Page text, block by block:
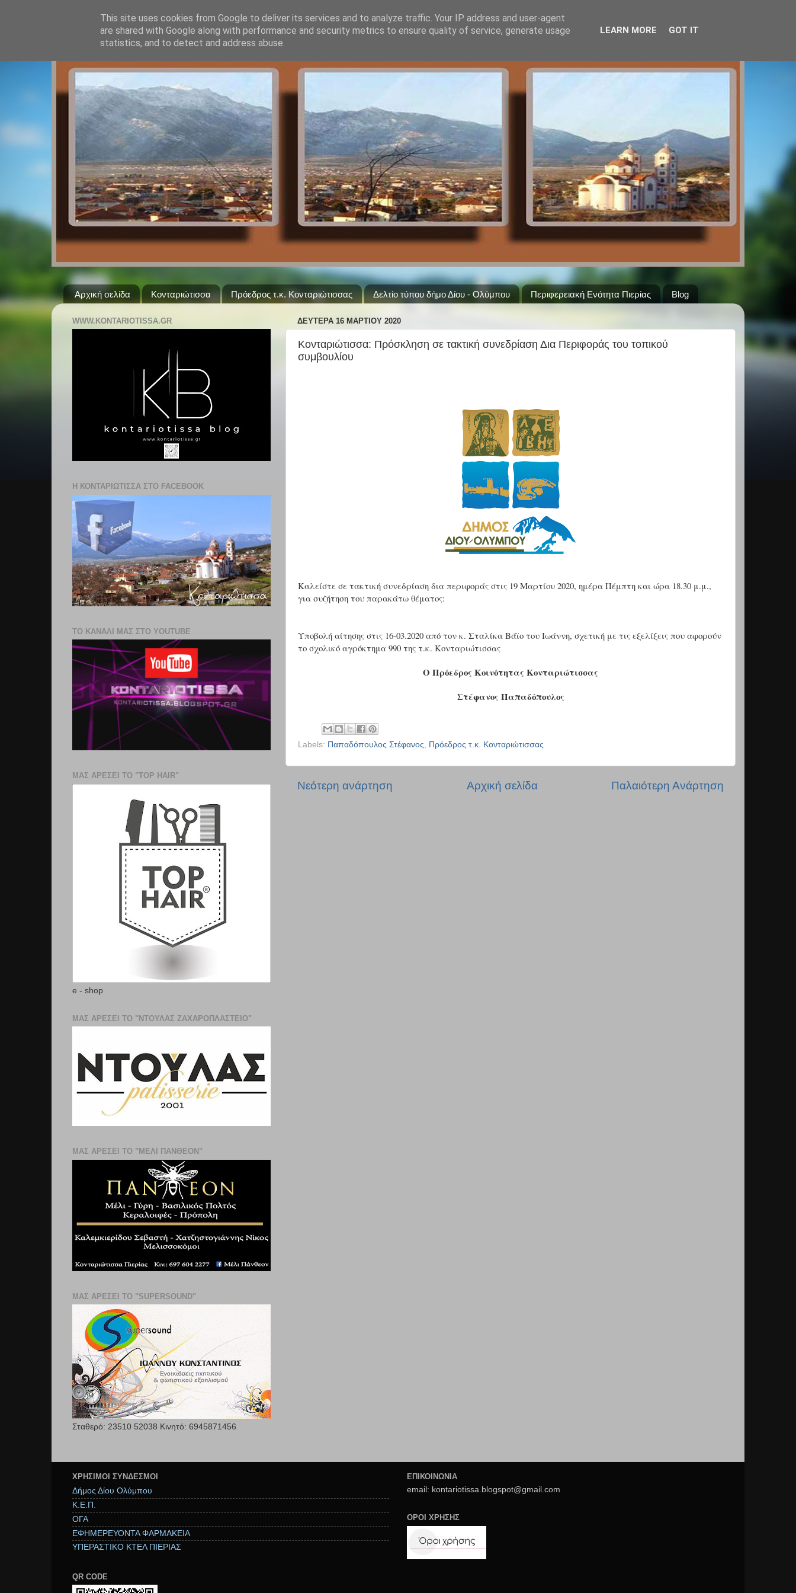
Αρχική σελίδα Κονταριώτισσα Πρόεδρος τ.κ. Κονταριώτισσας Δελτίο τύπου δήμο Δίου - Ολύμπου Περιφερειακή Ενότητα Πιερίας Blog
ΔΕΥΤΈΡΑ 16 ΜΑΡΤΊΟΥ 2020
Κονταριώτισσα: Πρόσκληση σε τακτική συνεδρίαση Δια Περιφοράς του τοπικού
συμβουλίου
Καλείστε σε τακτική συνεδρίαση δια περιφοράς στις 19 Μαρτίου 2020, ημέρα Πέμπτη και ώρα 18.30 μ.μ.,
για συζήτηση του παρακάτω θέματος:
Υποβολή αίτησης στις 16-03.2020 από τον κ. Σταλίκα Βάϊο του Ιωάννη, σχετική με τις εξελίξεις που αφορούν
το σχολικό αγρόκτημα 990 της τ.κ. Κονταριώτισσας
Ο Πρόεδρος Κοινότητας Κονταριώτισσας
Στέφανος Παπαδόπουλος
Labels: Παπαδόπουλος Στέφανος Πρόεδρος τ.κ. Κονταριώτισσας
Νεότερη ανάρτηση Παλαιότερη Ανάρτηση
Αρχική σελίδα
WWW.KONTARIOTISSA.GR
Η ΚΟΝΤΑΡΙΩΤΙΣΣΑ ΣΤΟ FACEBOOK
ΤΟ ΚΑΝΑΛΙ ΜΑΣ ΣΤΟ YOUTUBE
ΜΑΣ ΑΡΕΣΕΙ ΤΟ "TOP HAIR"
e - shop
ΜΑΣ ΑΡΕΣΕΙ ΤΟ "ΝΤΟΥΛΑΣ ΖΑΧΑΡΟΠΛΑΣΤΕΊΟ"
ΜΑΣ ΑΡΕΣΕΙ ΤΟ "ΜΕΛΙ ΠΑΝΘΕΟΝ"
ΜΑΣ ΑΡΕΣΕΙ ΤΟ "SUPERSOUND"
Σταθερό: 23510 52038 Κινητό: 6945871456
ΧΡΉΣΙΜΟΙ ΣΥΝΔΕΣΜΟΙ
Δήμος Δίου Ολύμπου
Κ.Ε.Π.
ΟΓΑ
ΕΦΗΜΕΡΕΥΟΝΤΑ ΦΑΡΜΑΚΕΙΑ
ΥΠΕΡΑΣΤΙΚΟ ΚΤΕΛ ΠΙΕΡΙΑΣ
QR CODE
ΕΠΙΚΟΙΝΩΝΙΑ
email: kontariotissa.blogspot@gmail.com
ΟΡΟΙ ΧΡΗΣΗΣ
This site uses cookies from Google to deliver its services and to analyze traffic. Your IP address and user-agent
are shared with Google along with performance and security metrics to ensure quality of service, generate usage
statistics, and to detect and address abuse.
LEARN MORE GOT IT